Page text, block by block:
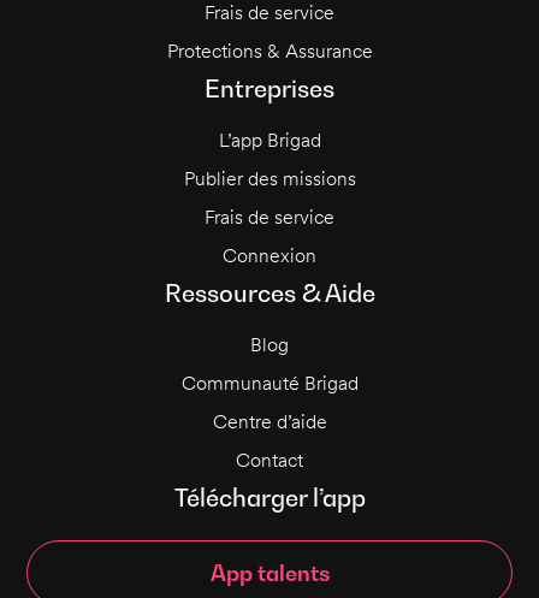
Frais de service
Protections & Assurance
Entreprises
L’app Brigad
Publier des missions
Frais de service
Connexion
Ressources & Aide
Blog
Communauté Brigad
Centre d’aide
Contact
Télécharger l’app
App talents